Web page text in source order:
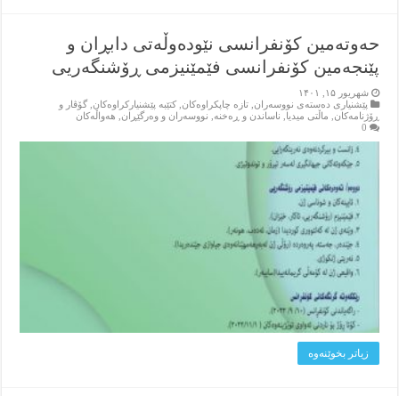
حەوتەمین کۆنفرانسی نێودەوڵەتی دابڕان و
پێنجەمین کۆنفرانسی فێمێنیزمی ڕۆشنگەریی
شهریور ۱۵, ۱۴۰۱
پێشنیاری ده‌سته‌ی نووسه‌ران ,تازه‌ چاپکراوه‌کان ,کتێبه‌ پێشنیارکراوه‌کان ,گۆڤار و
ڕۆژنامه‌کان
ماڵتی میدیا ناساندن و ڕه‌خنه‌ نووسه‌ران و وه‌رگێڕان
هه‌واڵه‌کان
0
زیاتر بخوێنه‌وه‌